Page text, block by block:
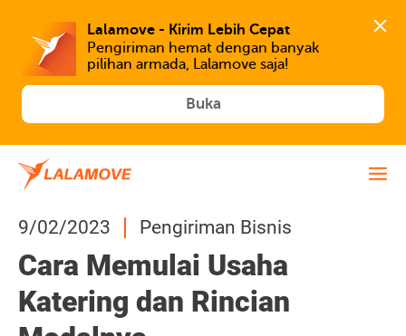
Lalamove - Kirim Lebih Cepat
Pengiriman hemat dengan banyak
Buka
9/02/2023 Pengiriman Bisnis
Cara Memulai Usaha
Katering dan Rincian